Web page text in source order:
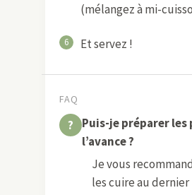
(mélangez à mi-
6 Et servez !
FAQ
Puis-je préparer les
l’avance ?
Je vous
les cuire au